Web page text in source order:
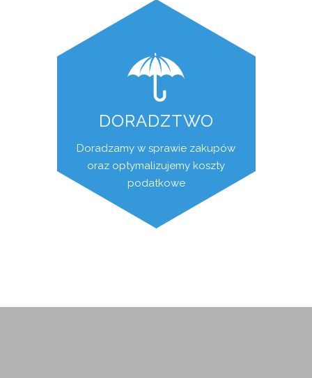
DORADZTWO
Doradzamy w sprawie zakupów
oraz optymalizujemy koszty
podatkowe